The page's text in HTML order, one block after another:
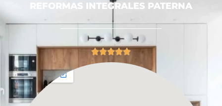
REFORMAS INTEGRALES PATERNA